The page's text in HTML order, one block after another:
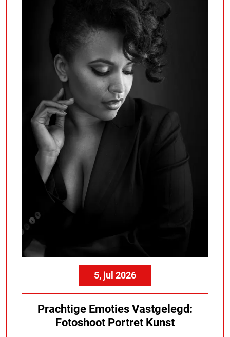
5, jul 2026
Prachtige Emoties Vastgelegd:
Fotoshoot Portret Kunst